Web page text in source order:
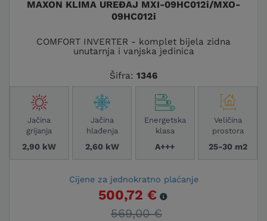
MAXON KLIMA UREĐAJ MXI-09HC012i/MXO-
09HC012i
COMFORT INVERTER - komplet bijela zidna
unutarnja i vanjska jedinica
Šifra: 1346
Jačina
grijanja
2,90 kW
Jačina
hlađenja
2,60 kW
Energetska
klasa
A+++
Veličina
prostora
25-30 m2
Cijene za jednokratno plaćanje
500,72 €
569,00 €